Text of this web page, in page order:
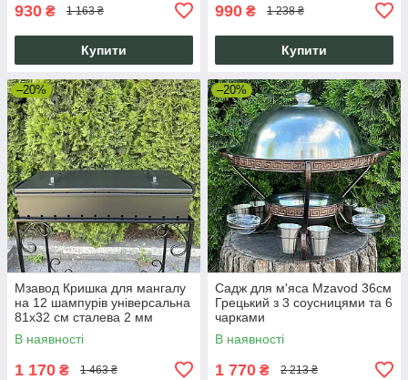
930 ₴ 1 163 ₴
Купити
990 ₴ 1 238 ₴
Купити
–20%
Мзавод Кришка для мангалу
на 12 шампурів універсальна
81х32 см сталева 2 мм
термостійка з ручками
В наявності
1 170 ₴ 1 463 ₴
–20%
Садж для м'яса Mzavod 36см
Грецький з 3 соусницями та 6
чарками
В наявності
1 770 ₴ 2 213 ₴